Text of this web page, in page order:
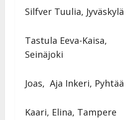
Silfver Tuulia, Jyväskylä
Tastula Eeva-Kaisa,
Seinäjoki
Joas, Aja Inkeri, Pyhtää
Kaari, Elina, Tampere